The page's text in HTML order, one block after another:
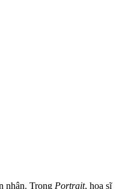
nhân. Trong Portrait, họa sĩ